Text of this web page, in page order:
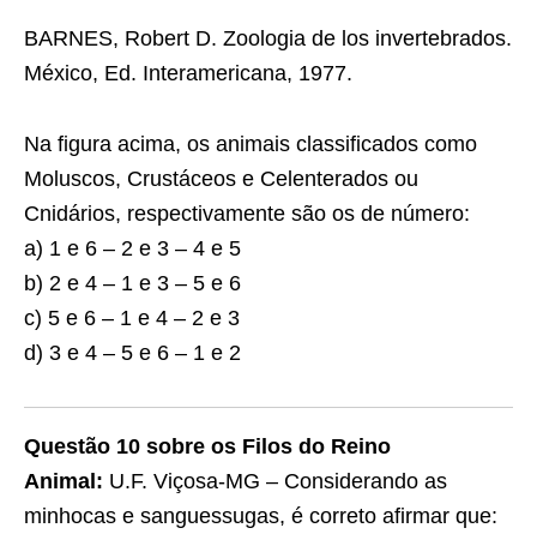
BARNES, Robert D. Zoologia de los invertebrados.
México, Ed. Interamericana, 1977.
Na figura acima, os animais classificados como
Moluscos, Crustáceos e Celenterados ou
Cnidários, respectivamente são os de número:
a) 1 e 6 – 2 e 3 – 4 e 5
b) 2 e 4 – 1 e 3 – 5 e 6
c) 5 e 6 – 1 e 4 – 2 e 3
d) 3 e 4 – 5 e 6 – 1 e 2
Questão 10 sobre os Filos do Reino
Animal: U.F. Viçosa-MG – Considerando as
minhocas e sanguessugas, é correto afirmar que: